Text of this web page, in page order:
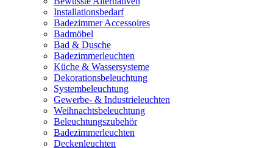
Installationsbedarf
Badezimmer Accessoires
Badmöbel
Bad & Dusche
Badezimmerleuchten
Küche & Wassersysteme
Dekorationsbeleuchtung
Systembeleuchtung
Gewerbe- & Industrieleuchten
Weihnachtsbeleuchtung
Beleuchtungszubehör
Badezimmerleuchten
Deckenleuchten